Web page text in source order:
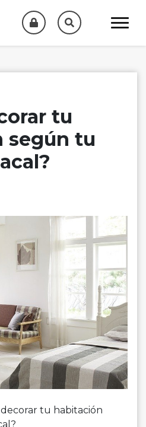
tu
según tu
tu habitación